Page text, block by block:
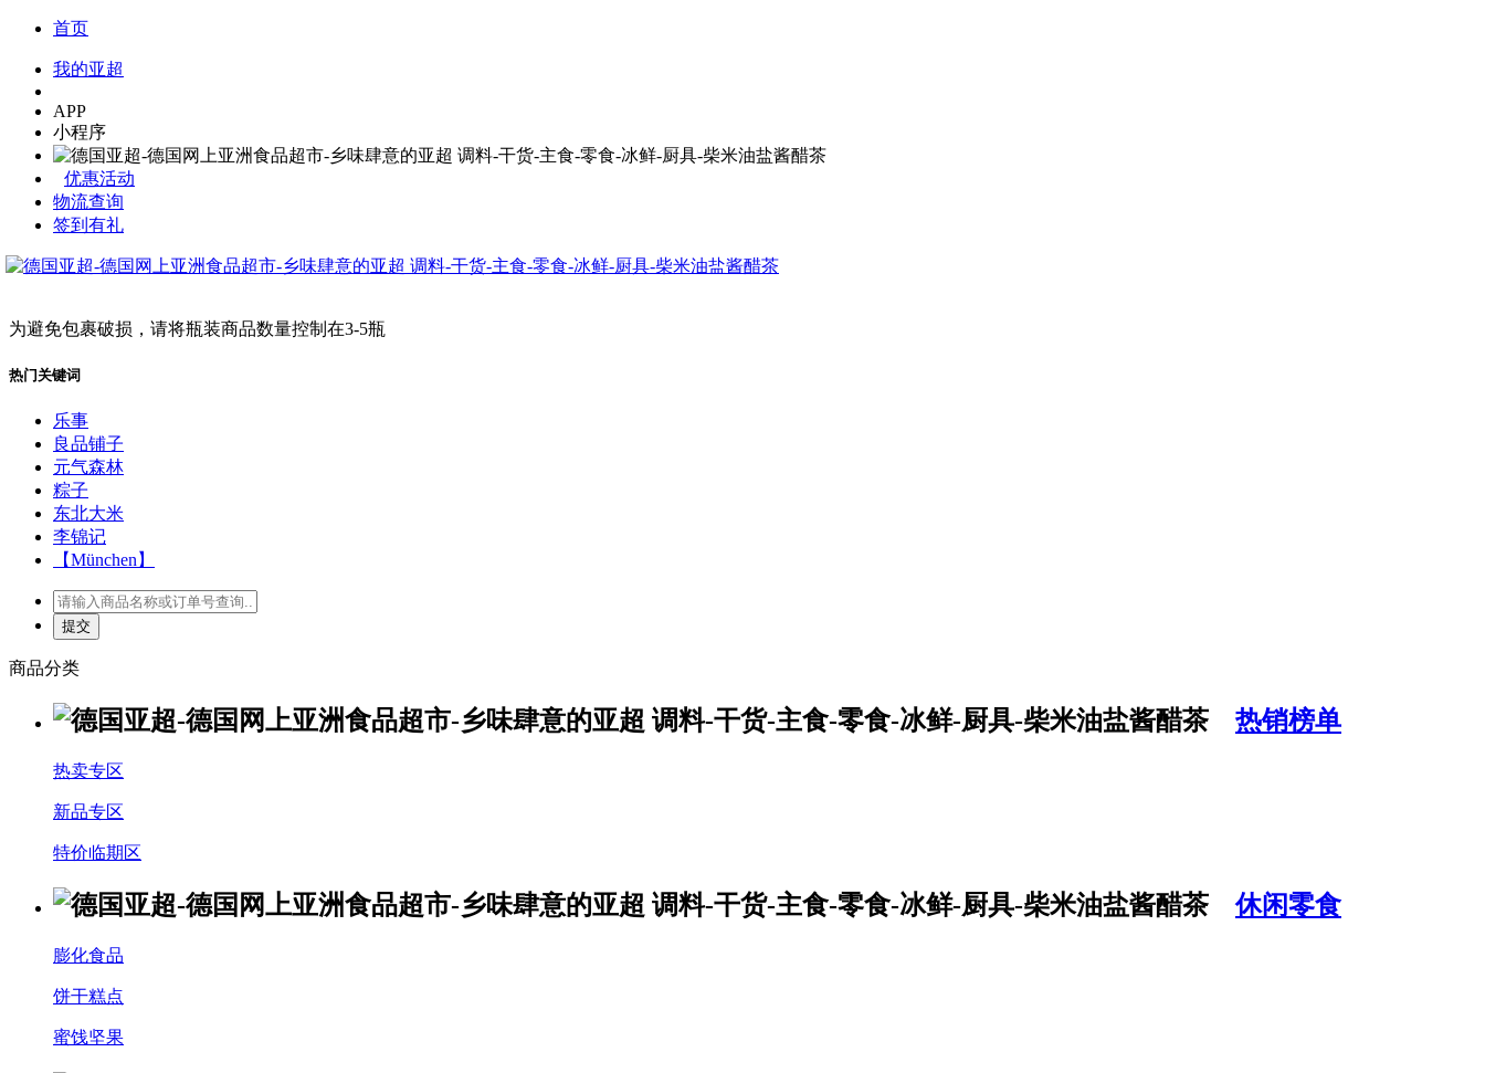
首页
我的亚超
APP
小程序
优惠活动
物流查询
签到有礼
为避免包裹破损，请将瓶装商品数量控制在3-5瓶
热门关键词
乐事
良品铺子
元气森林
粽子
东北大米
李锦记
【München】
商品分类
热销榜单
热卖专区
新品专区
特价临期区
休闲零食
膨化食品
饼干糕点
蜜饯坚果